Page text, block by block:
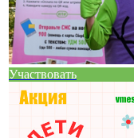
Участвовать